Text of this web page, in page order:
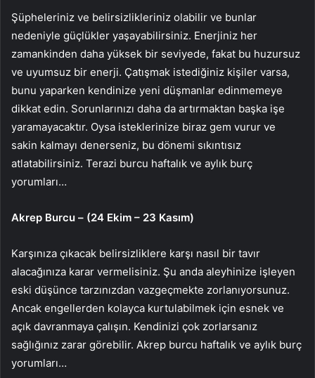
Şüpheleriniz ve belirsizlikleriniz olabilir ve bunlar
nedeniyle güçlükler yaşayabilirsiniz. Enerjiniz her
zamankinden daha yüksek bir seviyede, fakat bu huzursuz
ve uyumsuz bir enerji. Çatışmak istediğiniz kişiler varsa,
bunu yaparken kendinize yeni düşmanlar edinmemeye
dikkat edin. Sorunlarınızı daha da artırmaktan başka işe
yaramayacaktır. Oysa isteklerinize biraz gem vurur ve
sakin kalmayı denerseniz, bu dönemi sıkıntısız
atlatabilirsiniz. Terazi burcu haftalık ve aylık burç
yorumları…
Akrep Burcu – (24 Ekim – 23 Kasım)
Karşınıza çıkacak belirsizliklere karşı nasıl bir tavır
alacağınıza karar vermelisiniz. Şu anda aleyhinize işleyen
eski düşünce tarzınızdan vazgeçmekte zorlanıyorsunuz.
Ancak engellerden kolayca kurtulabilmek için esnek ve
açık davranmaya çalışın. Kendinizi çok zorlarsanız
sağlığınız zarar görebilir. Akrep burcu haftalık ve aylık burç
yorumları…